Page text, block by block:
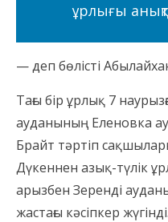
ұрлығы
— деп бөлісті
Тағы бір ұрлық 7
ауданының Еленовка
Брайт тәртіп
Дүкеннен азық-түлік
арызбен Зеренді
жастағы кәсіпкер